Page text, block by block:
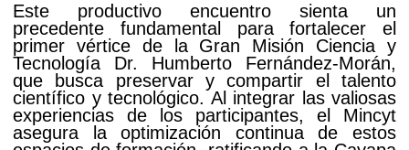
Este productivo encuentro sienta un
precedente fundamental para fortalecer el
primer vértice de la Gran Misión Ciencia y
Tecnología Dr. Humberto Fernández-Morán,
que busca preservar y compartir el talento
científico y tecnológico. Al integrar las valiosas
experiencias de los participantes, el Mincyt
asegura la optimización continua de estos